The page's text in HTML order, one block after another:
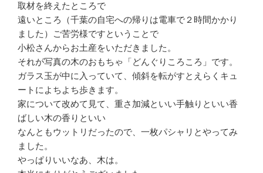
取材を終えたところで
遠いところ（千葉の自宅への帰りは電車で２時間かかり
ました）ご苦労様ですということで
小松さんからお土産をいただきました。
それが写真の木のおもちゃ「どんぐりころころ」です。
ガラス玉が中に入っていて、傾斜を転がすとえらくキュ
ートによちよち歩きます。
家について改めて見て、重さ加減といい手触りといい香
ばしい木の香りといい
なんともウットリだったので、一枚パシャリとやってみ
ました。
やっぱりいいなあ、木は。